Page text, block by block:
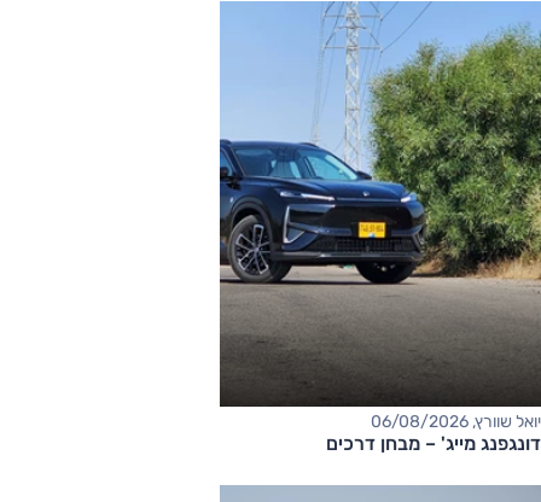
יואל שוורץ, 06/08/2026
דונגפנג מייג' – מבחן דרכים